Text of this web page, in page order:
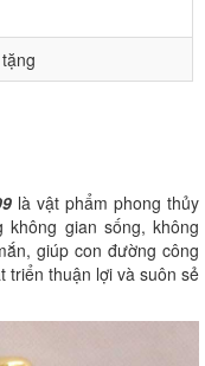
là vật phẩm phong thủy
gian sống, không
giúp con đường công
triển thuận lợi và suôn sẻ